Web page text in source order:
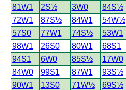
81W1
2S½ 3W0 84S½
72W1
87S½ 84W1 54W½
57S0
77W1 74S½ 53W1
98W1
26S0 80W1 68S1
94S1
6W0 85S½ 17W0
84W0
99S1 87W1 93S½
90W1
13S0 71W½ 69S½